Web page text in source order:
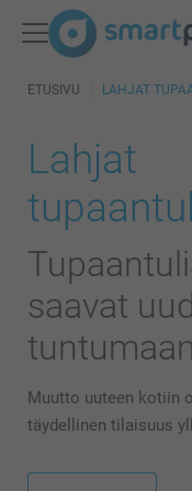
ETUSIVU LAHJAT
Lahjat
saavat
Muutto uuteen kotiin
täydellinen tilaisuus